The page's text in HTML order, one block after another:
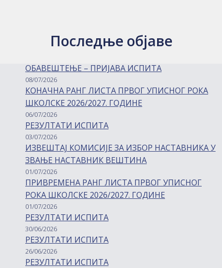
Последње објаве
ОБАВЕШТЕЊЕ – ПРИЈАВА ИСПИТА
08/07/2026
КОНАЧНА РАНГ ЛИСТА ПРВОГ УПИСНОГ РОКА
ШКОЛСКЕ 2026/2027. ГОДИНЕ
06/07/2026
РЕЗУЛТАТИ ИСПИТА
03/07/2026
ИЗВЕШТАЈ КОМИСИЈЕ ЗА ИЗБОР НАСТАВНИКА У
ЗВАЊЕ НАСТАВНИК ВЕШТИНА
01/07/2026
ПРИВРЕМЕНА РАНГ ЛИСТА ПРВОГ УПИСНОГ
РОКА ШКОЛСКЕ 2026/2027. ГОДИНЕ
01/07/2026
РЕЗУЛТАТИ ИСПИТА
30/06/2026
РЕЗУЛТАТИ ИСПИТА
26/06/2026
РЕЗУЛТАТИ ИСПИТА